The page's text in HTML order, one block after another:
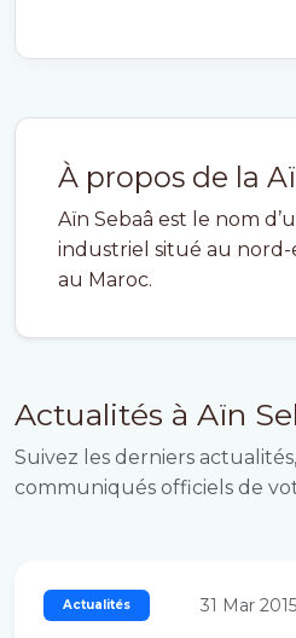
À propos de la
Aïn Sebaâ est le nom
industriel situé au nord-
au Maroc.
Actualités à Aïn
Suivez les derniers
communiqués officiels de
Actualités 31 Mar 2015